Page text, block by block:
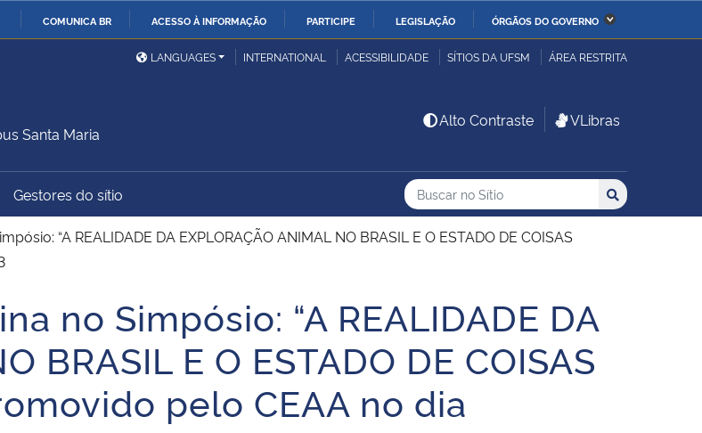
COMUNICA BR ACESSO À INFORMAÇÃO PARTICIPE LEGISLAÇÃO ÓRGÃOS DO GOVERNO
Ministério das Relações
Exteriores
Ministério da Economia Ministério da Infraestrutura
Ministério da Ciência,
Tecnologia, Inovações e
Regional
Controladoria-Geral da
União
Família e dos Direitos
da União Banco Central do Brasil Planalto
LANGUAGES INTERNATIONAL ACESSIBILIDADE SÍTIOS DA UFSM ÁREA RESTRITA
Santa Maria
Alto Contraste VLibras
Gestores do sítio Busca
Buscar no no Sítio
Busca: Buscar
“A REALIDADE DA EXPLORAÇÃO ANIMAL NO BRASIL E O ESTADO DE COISAS
no Simpósio: “A REALIDADE DA
BRASIL E O ESTADO DE COISAS
pelo CEAA no dia